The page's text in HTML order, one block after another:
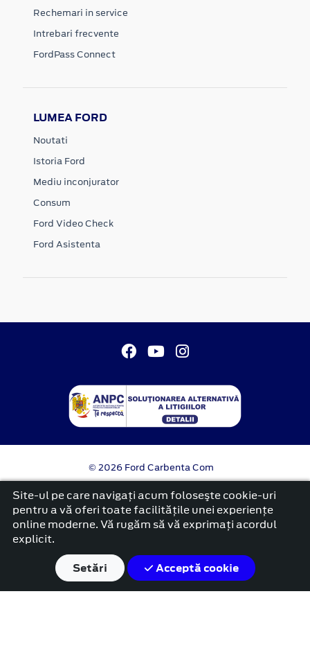
Rechemari in service
Intrebari frecvente
FordPass Connect
LUMEA FORD
Noutati
Istoria Ford
Mediu inconjurator
Consum
Ford Video Check
Ford Asistenta
© 2026 Ford Carbenta Com
Termeni si conditii
Confidentialitate
Politica cookies
platformă dezvoltată de Workleto
Site-ul pe care navigați acum foloseşte cookie-uri
pentru a vă oferi toate facilitățile unei experiențe
online moderne. Vă rugăm să vă exprimați acordul
explicit.
Setări
Acceptă cookie